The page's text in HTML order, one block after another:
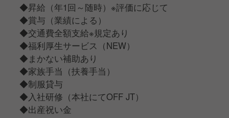
◆昇給（年1回～随時）※評価に応じて
◆賞与（業績による）
◆交通費全額支給※規定あり
◆福利厚生サービス（NEW）
◆まかない補助あり
◆家族手当（扶養手当）
◆制服貸与
◆入社研修（本社にてOFF JT）
◆出産祝い金